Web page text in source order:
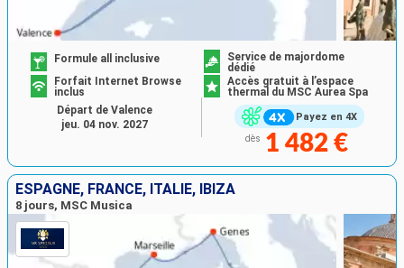
Payez en 4X
Formule all inclusive
Service de majordome
dédié
Forfait Internet Browse
inclus
Accès gratuit à l’espace
thermal du MSC Aurea Spa
dès 1 482 €
Départ de Valence
jeu. 04 nov. 2027
ESPAGNE, FRANCE, ITALIE, IBIZA
8 jours, MSC Musica